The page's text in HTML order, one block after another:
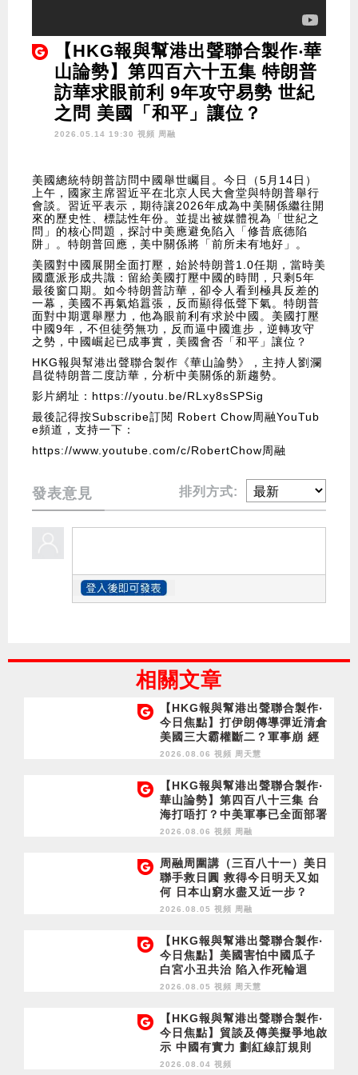
【HKG報與幫港出聲聯合製作‧華
山論勢】第四百六十五集 特朗普
訪華求眼前利 9年攻守易勢 世紀
之問 美國「和平」讓位？
2026.05.14 19:30 視頻 周融
美國總統特朗普訪問中國舉世矚目。今日（5月14日）
上午，國家主席習近平在北京人民大會堂與特朗普舉行
會談。習近平表示，期待讓2026年成為中美關係繼往開
來的歷史性、標誌性年份。並提出被媒體視為「世紀之
問」的核心問題，探討中美應避免陷入「修昔底德陷
阱」。特朗普回應，美中關係將「前所未有地好」。
美國對中國展開全面打壓，始於特朗普1.0任期，當時美
國鷹派形成共識：留給美國打壓中國的時間，只剩5年
最後窗口期。如今特朗普訪華，卻令人看到極具反差的
一幕，美國不再氣焰囂張，反而顯得低聲下氣。特朗普
面對中期選舉壓力，他為眼前利有求於中國。美國打壓
中國9年，不但徒勞無功，反而逼中國進步，逆轉攻守
之勢，中國崛起已成事實，美國會否「和平」讓位？
HKG報與幫港出聲聯合製作《華山論勢》，主持人劉瀾
昌從特朗普二度訪華，分析中美關係的新趨勢。
影片網址： https://youtu.be/RLxy8sSPSig
最後記得按Subscribe訂閱 Robert Chow周融YouTub
e頻道，支持一下：
https://www.youtube.com/c/RobertChow周融
發表意見 排列方式:
相關文章
【HKG報與幫港出聲聯合製作‧
今日焦點】打伊朗傳導彈近清倉
美國三大霸權斷二？軍事崩 經
濟損
2026.08.06 視頻 周天慧
【HKG報與幫港出聲聯合製作‧
華山論勢】第四百八十三集 台
海打唔打？中美軍事已全面部署
2028年1月台灣選舉是臨界點？
2026.08.06 視頻 周融
周融周圍講（三百八十一）美日
聯手救日圓 救得今日明天又如
何 日本山窮水盡又近一步？
2026.08.05 視頻 周融
【HKG報與幫港出聲聯合製作‧
今日焦點】美國害怕中國瓜子
白宮小丑共治 陷入作死輪迴
2026.08.05 視頻 周天慧
【HKG報與幫港出聲聯合製作‧
今日焦點】貿談及傳美擬爭地啟
示 中國有實力 劃紅線訂規則
2026.08.04 視頻